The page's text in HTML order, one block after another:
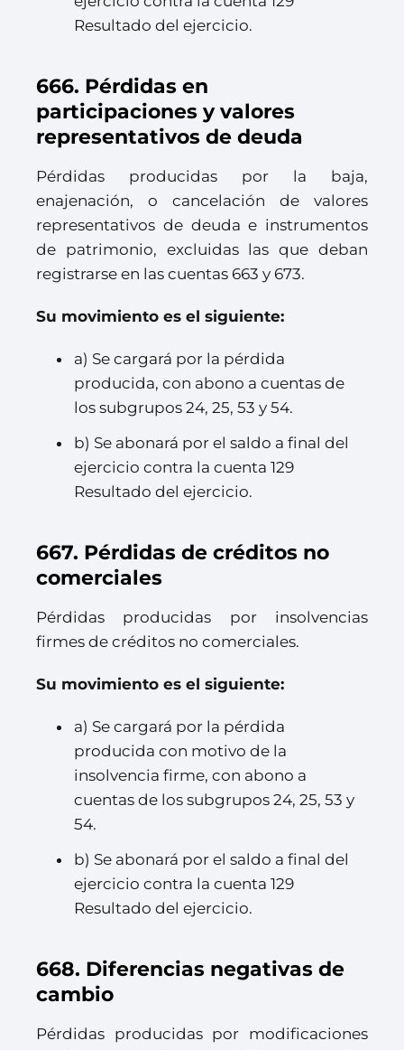
Resultado del ejercicio.
666. Pérdidas en
participaciones y valores
representativos de deuda
Pérdidas producidas por la baja,
enajenación, o cancelación de valores
representativos de deuda e instrumentos
de patrimonio, excluidas las que deban
registrarse en las cuentas 663 y 673.
Su movimiento es el siguiente:
a) Se cargará por la pérdida
producida, con abono a cuentas de
los subgrupos 24, 25, 53 y 54.
b) Se abonará por el saldo a final del
ejercicio contra la cuenta 129
Resultado del ejercicio.
667. Pérdidas de créditos no
comerciales
Pérdidas producidas por insolvencias
firmes de créditos no comerciales.
Su movimiento es el siguiente:
a) Se cargará por la pérdida
producida con motivo de la
insolvencia firme, con abono a
cuentas de los subgrupos 24, 25, 53 y
54.
b) Se abonará por el saldo a final del
ejercicio contra la cuenta 129
Resultado del ejercicio.
668. Diferencias negativas de
cambio
Pérdidas producidas por modificaciones